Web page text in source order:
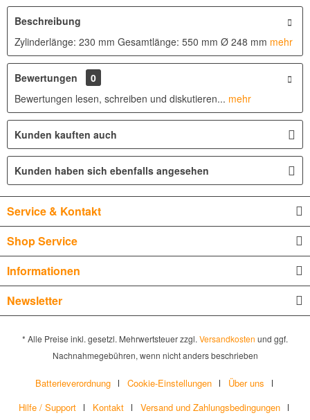
Beschreibung
Zylinderlänge: 230 mm Gesamtlänge: 550 mm Ø 248 mm mehr
Bewertungen
0
Bewertungen lesen, schreiben und diskutieren... mehr
Kunden kauften auch
Kunden haben sich ebenfalls angesehen
Service & Kontakt
Shop Service
Informationen
Newsletter
* Alle Preise inkl. gesetzl. Mehrwertsteuer zzgl. Versandkosten und ggf.
Nachnahmegebühren, wenn nicht anders beschrieben
Batterieverordnung Cookie-Einstellungen
Über uns
Hilfe / Support
Kontakt Versand und Zahlungsbedingungen